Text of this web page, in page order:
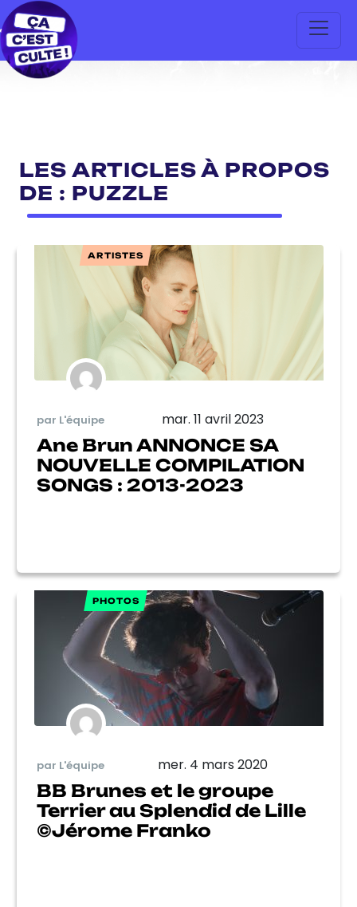
LES ARTICLES À PROPOS
DE : PUZZLE
ARTISTES
par L'équipe mar. 11 avril 2023
Ane Brun ANNONCE SA
NOUVELLE COMPILATION
SONGS : 2013-2023
PHOTOS
par L'équipe mer. 4 mars 2020
BB Brunes et le groupe
Terrier au Splendid de Lille
©Jérome Franko